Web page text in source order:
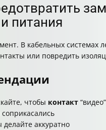
питания
В кабельных системах
или повредить
чтобы контакт
аккуратно